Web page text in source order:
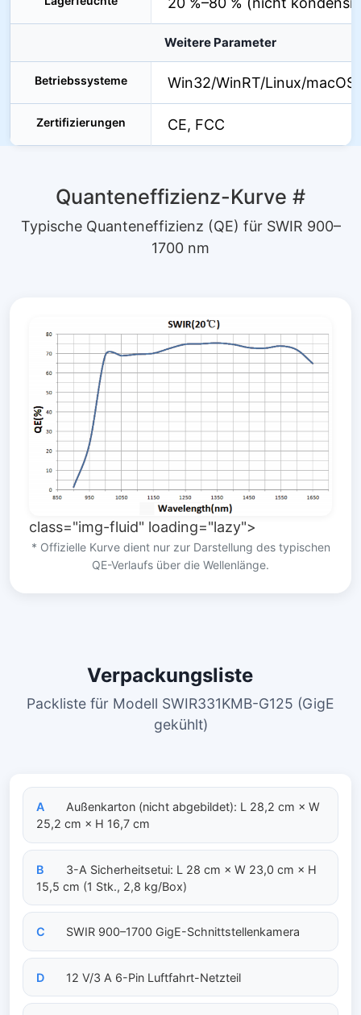
Weitere Parameter
Betriebssysteme Win32/WinRT/Linux/
Zertifizierungen CE, FCC
Quanteneffizienz-Kurve #
Typische Quanteneffizienz (QE) für SWIR 900–
1700 nm
class="img-fluid" loading="lazy">
* Offizielle Kurve dient nur zur Darstellung des typischen
QE-Verlaufs über die Wellenlänge.
Verpackungsliste
Packliste für Modell SWIR331KMB-G125 (GigE
gekühlt)
A
Außenkarton (nicht abgebildet): L 28,2 cm × W
25,2 cm × H 16,7 cm
B
3-A Sicherheitsetui: L 28 cm × W 23,0 cm × H
15,5 cm (1 Stk., 2,8 kg/Box)
C SWIR 900–1700 GigE-Schnittstellenkamera
D 12 V/3 A 6-Pin Luftfahrt-Netzteil